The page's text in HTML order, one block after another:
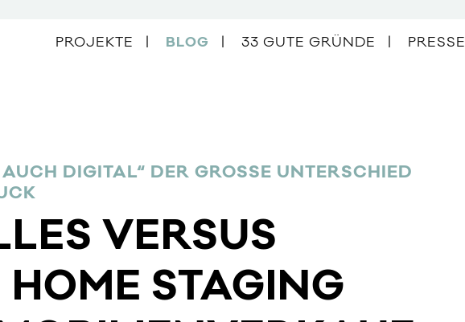
PROJEKTE BLOG 33 GUTE GRÜNDE PRESSE
DIGITAL“ DER GROSSE UNTERSCHIED I
VERSUS
HOME STAGING